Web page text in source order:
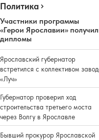
Политика
Участники программы
«Герои Ярославии»
дипломы
Ярославский губернатор
встретился с коллективом
«Луч»
Губернатор проверил ход
строительства третьего моста
через Волгу в Ярославле
Бывший прокурор Ярославской